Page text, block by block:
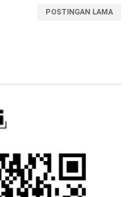
POSTINGAN LAMA